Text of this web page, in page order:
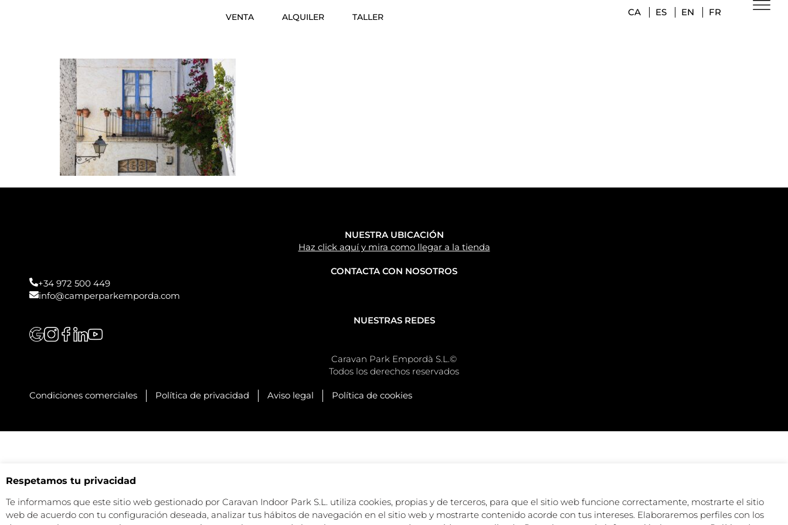
VENTA ALQUILER TALLER CA ES EN FR
NUESTRA UBICACIÓN
Haz click aquí y mira como llegar a la tienda
CONTACTA CON NOSOTROS
+34 972 500 449
info@camperparkemporda.com
NUESTRAS REDES
Caravan Park Empordà S.L.©
Todos los derechos reservados
Condiciones comerciales Política de privacidad Aviso legal Política de cookies
Respetamos tu privacidad
Te informamos que este sitio web gestionado por Caravan Indoor Park S.L. utiliza cookies, propias y de terceros, para que el sitio web funcione correctamente, mostrarte el sitio
web de acuerdo con tu configuración deseada, analizar tus hábitos de navegación en el sitio web y mostrarte contenido acorde con tus intereses. Elaboraremos perfiles con los